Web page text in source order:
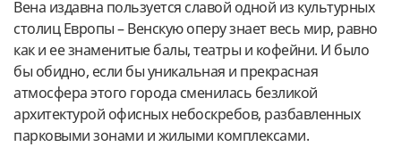
Вена издавна пользуется славой одной из культурных
столиц Европы – Венскую оперу знает весь мир, равно
как и ее знаменитые балы, театры и кофейни. И было
бы обидно, если бы уникальная и прекрасная
атмосфера этого города сменилась безликой
архитектурой офисных небоскребов, разбавленных
парковыми зонами и жилыми комплексами.